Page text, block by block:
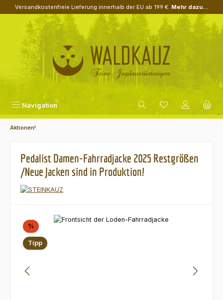
Zum Hauptinhalt springen
Versandkostenfreie Lieferung innerhalb der EU ab 199 €. Mehr dazu...
Navigation
Aktionen!
Pedalist Damen-Fahrradjacke 2025 Restgrößen
/Neue Jacken sind in Produktion!
Bildergalerie überspringen
% Rabatt
Tipp